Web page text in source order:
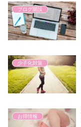
ブログ開設
少子化対策
お得情報